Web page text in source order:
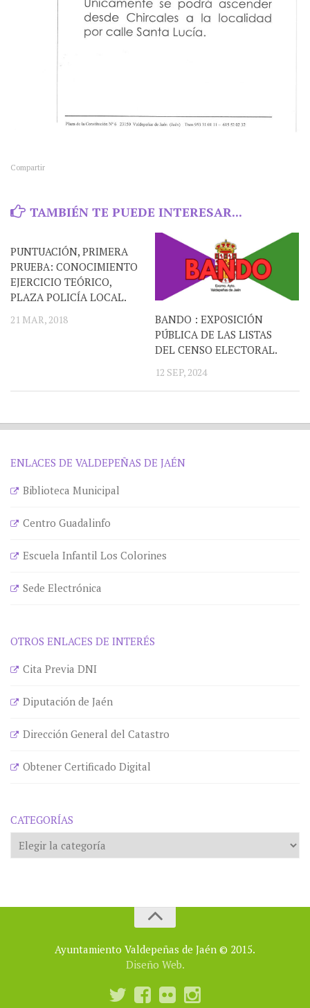
Compartir
TAMBIÉN TE PUEDE INTERESAR...
PUNTUACIÓN, PRIMERA
PRUEBA: CONOCIMIENTO
EJERCICIO TEÓRICO,
PLAZA POLICÍA LOCAL.
21 MAR, 2018
BANDO : EXPOSICIÓN
PÚBLICA DE LAS LISTAS
DEL CENSO ELECTORAL.
12 SEP, 2024
ENLACES DE VALDEPEÑAS DE JAÉN
Biblioteca Municipal
Centro Guadalinfo
Escuela Infantil Los Colorines
Sede Electrónica
OTROS ENLACES DE INTERÉS
Cita Previa DNI
Diputación de Jaén
Dirección General del Catastro
Obtener Certificado Digital
CATEGORÍAS
Categorías
Ayuntamiento Valdepeñas de Jaén © 2015.
Diseño Web.